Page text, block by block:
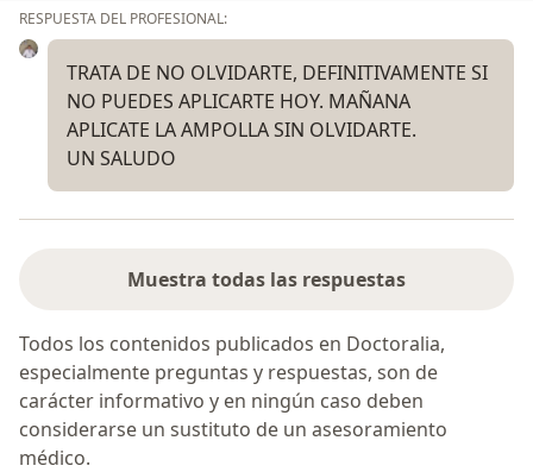
RESPUESTA DEL PROFESIONAL:
TRATA DE NO OLVIDARTE, DEFINITIVAMENTE SI
NO PUEDES APLICARTE HOY. MAÑANA
APLICATE LA AMPOLLA SIN OLVIDARTE.
UN SALUDO
Muestra todas las respuestas
Todos los contenidos publicados en Doctoralia,
especialmente preguntas y respuestas, son de
carácter informativo y en ningún caso deben
considerarse un sustituto de un asesoramiento
médico.